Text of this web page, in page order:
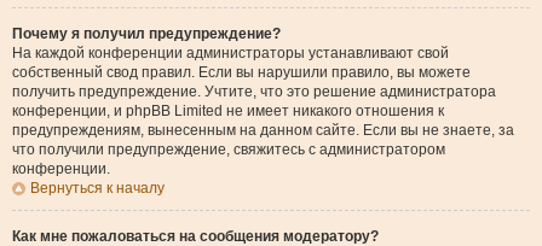
Почему я получил предупреждение?
На каждой конференции администраторы устанавливают свой
собственный свод правил. Если вы нарушили правило, вы можете
получить предупреждение. Учтите, что это решение администратора
конференции, и phpBB Limited не имеет никакого отношения к
предупреждениям, вынесенным на данном сайте. Если вы не знаете, за
что получили предупреждение, свяжитесь с администратором
конференции.
Вернуться к началу
Как мне пожаловаться на сообщения модератору?